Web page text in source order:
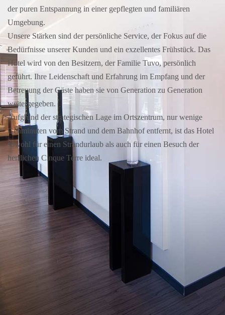
der puren Entspannung in einer gepflegten und familiären
Umgebung.
Unsere Stärken sind der persönliche Service, der Fokus auf die
Bedürfnisse unserer Kunden und ein exzellentes Frühstück. Das
Hotel wird von den Besitzern, der Familie Tuvo, persönlich
geführt. Ihre Leidenschaft und Erfahrung im Empfang und der
Betreuung der Gäste haben sie von Generation zu Generation
weitergegeben.
Aufgrund der strategischen Lage im Ortszentrum, nur wenige
Gehminuten vom Strand und dem Bahnhof entfernt, ist das Hotel
sowohl für einen Strandurlaub als auch für einen Besuch der
herrlichen Cinque Terre ideal.